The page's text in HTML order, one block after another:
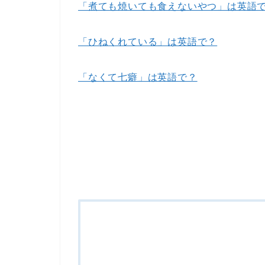
「煮ても焼いても食えないやつ」は英語
「ひねくれている」は英語で？
「なくて七癖」は英語で？